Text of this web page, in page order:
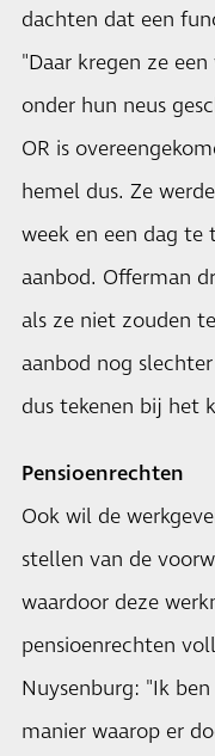
dachten dat een
"Daar kregen ze
onder hun neus
OR is
hemel dus. Ze
week en een dag te
aanbod. Offerman
als ze niet zouden
aanbod nog
dus tekenen bij het
Pensioenrechten
Ook wil de
stellen van de
waardoor deze
pensioenrechten
Nuysenburg: "Ik
manier waarop er